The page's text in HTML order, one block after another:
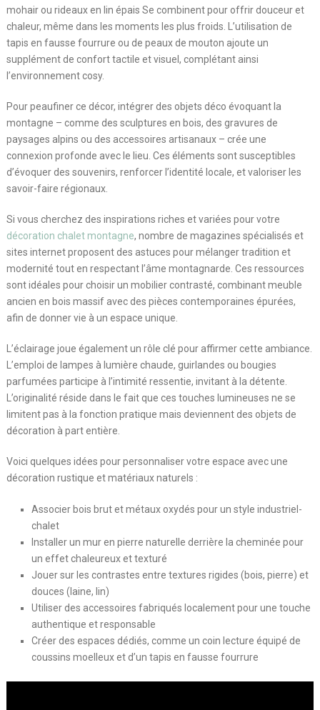
mohair ou rideaux en lin épais Se combinent pour offrir douceur et
chaleur, même dans les moments les plus froids. L’utilisation de
tapis en fausse fourrure ou de peaux de mouton ajoute un
supplément de confort tactile et visuel, complétant ainsi
l’environnement cosy.
Pour peaufiner ce décor, intégrer des objets déco évoquant la
montagne – comme des sculptures en bois, des gravures de
paysages alpins ou des accessoires artisanaux – crée une
connexion profonde avec le lieu. Ces éléments sont susceptibles
d’évoquer des souvenirs, renforcer l’identité locale, et valoriser les
savoir-faire régionaux.
Si vous cherchez des inspirations riches et variées pour votre
décoration chalet montagne, nombre de magazines spécialisés et
sites internet proposent des astuces pour mélanger tradition et
modernité tout en respectant l’âme montagnarde. Ces ressources
sont idéales pour choisir un mobilier contrasté, combinant meuble
ancien en bois massif avec des pièces contemporaines épurées,
afin de donner vie à un espace unique.
L’éclairage joue également un rôle clé pour affirmer cette ambiance.
L’emploi de lampes à lumière chaude, guirlandes ou bougies
parfumées participe à l’intimité ressentie, invitant à la détente.
L’originalité réside dans le fait que ces touches lumineuses ne se
limitent pas à la fonction pratique mais deviennent des objets de
décoration à part entière.
Voici quelques idées pour personnaliser votre espace avec une
décoration rustique et matériaux naturels :
Associer bois brut et métaux oxydés pour un style industriel-
chalet
Installer un mur en pierre naturelle derrière la cheminée pour
un effet chaleureux et texturé
Jouer sur les contrastes entre textures rigides (bois, pierre) et
douces (laine, lin)
Utiliser des accessoires fabriqués localement pour une touche
authentique et responsable
Créer des espaces dédiés, comme un coin lecture équipé de
coussins moelleux et d’un tapis en fausse fourrure